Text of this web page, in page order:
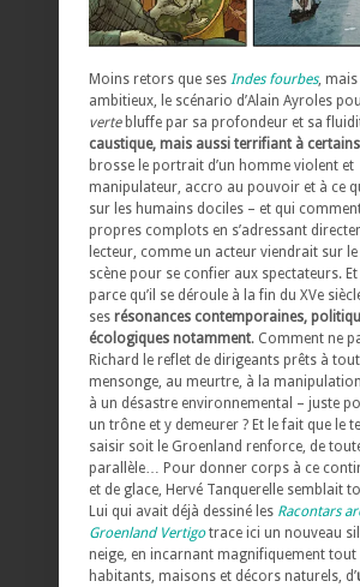
Moins retors que ses Indes fourbes,
ambitieux, le scénario d’Alain Ayroles
vertebluffe par sa profondeur et sa
caustique, mais aussi terrifiant à
brosse le portrait d’un homme violent et
manipulateur, accro au pouvoir et à ce
sur les humains dociles – et qui
propres complots en s’adressant
lecteur, comme un acteur viendrait sur
scène pour se confier aux spectateurs. Et
parce qu’il se déroule à la fin du XVe
ses résonances contemporaines,
écologiques notamment. Comment ne
Richard le reflet de dirigeants prêts à
mensonge, au meurtre, à la
à un désastre environnemental – juste
un trône et y demeurer ? Et le fait que le
saisir soit le Groenland renforce, de
parallèle… Pour donner corps à ce
et de glace, Hervé Tanquerelle semblait
Lui qui avait déjà dessiné les Racontars
Groenland Vertigotrace ici un nouveau
neige, en incarnant magnifiquement tout
habitants, maisons et décors naturels, d’